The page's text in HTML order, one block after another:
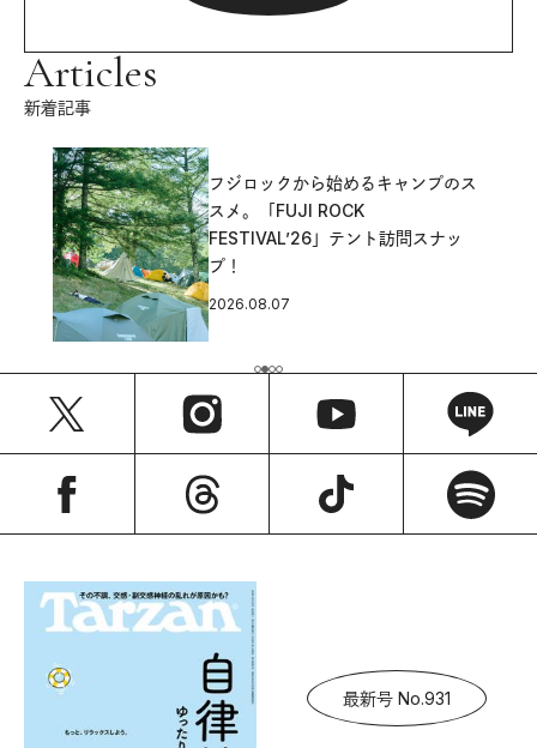
Articles
新着記事
フジロックから始めるキャンプのス
スメ。「FUJI ROCK
FESTIVAL’26」テント訪問スナッ
プ！
2026.08.07
最新号 No.931